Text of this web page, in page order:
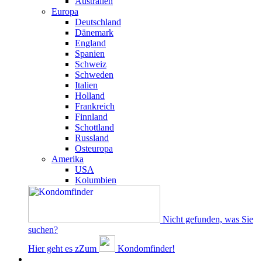
Europa
Deutschland
Dänemark
England
Spanien
Schweiz
Schweden
Italien
Holland
Frankreich
Finnland
Schottland
Russland
Osteuropa
Amerika
USA
Kolumbien
Nicht gefunden, was Sie
suchen?
Hier geht es zZum
Kondomfinder!